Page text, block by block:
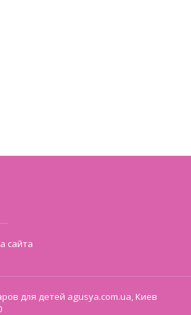
сайта
для детей agusya.com.ua, Киев